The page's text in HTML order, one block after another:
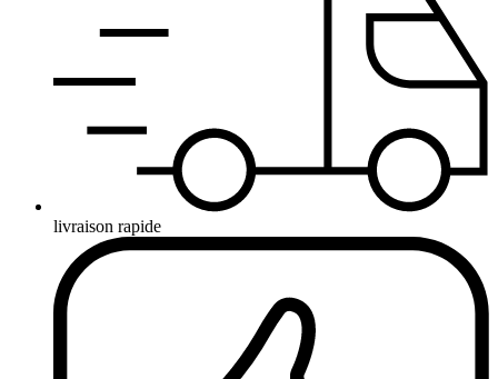
livraison rapide